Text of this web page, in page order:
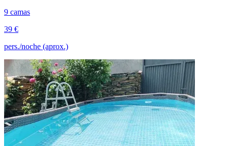
9 camas
39 €
pers./noche (aprox.)